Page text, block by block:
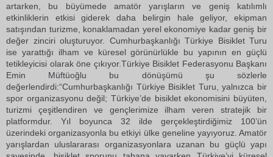
artarken, bu büyümede amatör yarışların ve geniş katılımlı
etkinliklerin etkisi giderek daha belirgin hale geliyor, ekipman
satışından turizme, konaklamadan yerel ekonomiye kadar geniş bir
değer zinciri oluşturuyor. Cumhurbaşkanlığı Türkiye Bisiklet Turu
ise yarattığı ilham ve küresel görünürlükle bu yapının en güçlü
tetikleyicisi olarak öne çıkıyor.Türkiye Bisiklet Federasyonu Başkanı
Emin Müftüoğlu bu dönüşümü şu sözlerle
değerlendirdi:“Cumhurbaşkanlığı Türkiye Bisiklet Turu, yalnızca bir
spor organizasyonu değil; Türkiye’de bisiklet ekonomisini büyüten,
turizmi çeşitlendiren ve gençlerimize ilham veren stratejik bir
platformdur. Yıl boyunca 32 ilde gerçekleştirdiğimiz 100’ün
üzerindeki organizasyonla bu etkiyi ülke geneline yayıyoruz. Amatör
yarışlardan uluslararası organizasyonlara uzanan bu güçlü yapı